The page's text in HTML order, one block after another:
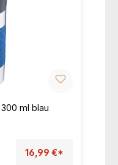
ml blau
16,99 €*